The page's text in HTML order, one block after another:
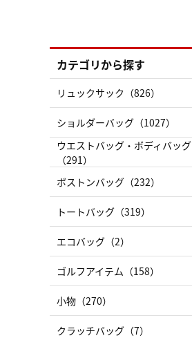
カテゴリから探す
リュックサック（826）
ショルダーバッグ（1027）
ウエストバッグ・ボディバッグ
（291）
ボストンバッグ（232）
トートバッグ（319）
エコバッグ（2）
ゴルフアイテム（158）
小物（270）
クラッチバッグ（7）